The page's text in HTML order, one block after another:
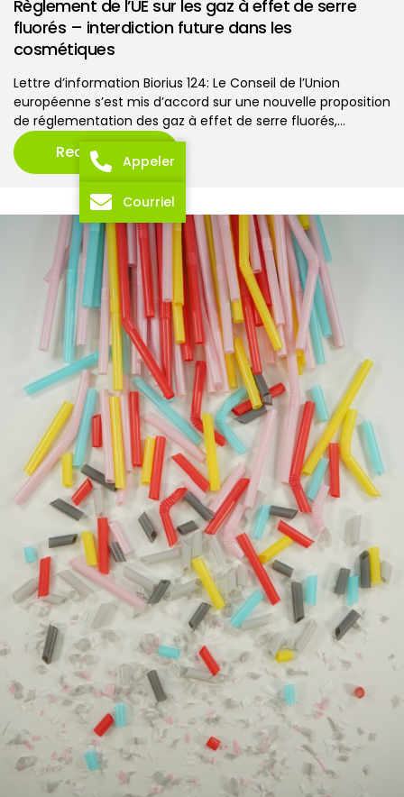
Règlement de l’UE sur les gaz à effet de serre
fluorés – interdiction future dans les
cosmétiques
Lettre d’information Biorius 124: Le Conseil de l’Union
européenne s’est mis d’accord sur une nouvelle proposition
de réglementation des gaz à effet de serre fluorés,…
Read moreAppeler
Courriel